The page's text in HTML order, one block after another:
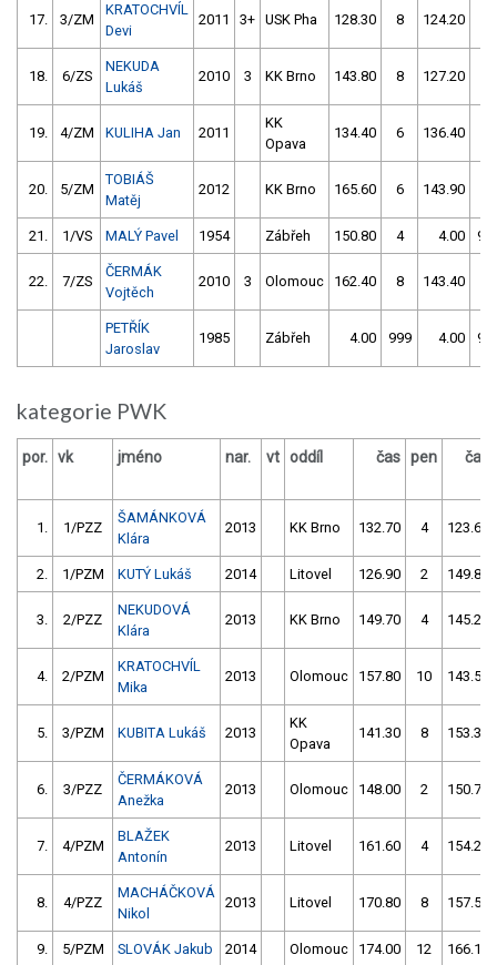
17. 3/ZM
KRATOCHVÍL
Devi
2011 3+ USK Pha 128.30 8 124.20
18. 6/ZS
NEKUDA
Lukáš
2010 3 KK Brno 143.80 8 127.20
19. 4/ZM KULIHA Jan 2011
KK
Opava
134.40 6 136.40
20. 5/ZM
TOBIÁŠ
Matěj
2012 KK Brno 165.60 6 143.90
21. 1/VS MALÝ Pavel 1954 Zábřeh 150.80 4 4.00
22. 7/ZS
ČERMÁK
Vojtěch
2010 3 Olomouc 162.40 8 143.40
PETŘÍK
Jaroslav
1985 Zábřeh 4.00 999 4.00
kategorie PWK
por. vk jméno nar. vt oddíl čas pen čas
1. 1/PZZ
ŠAMÁNKOVÁ
Klára
2013 KK Brno 132.70 4 123.60
2. 1/PZM KUTÝ Lukáš 2014 Litovel 126.90 2 149.80
3. 2/PZZ
NEKUDOVÁ
Klára
2013 KK Brno 149.70 4 145.20
4. 2/PZM
KRATOCHVÍL
Mika
2013 Olomouc 157.80 10 143.50
5. 3/PZM KUBITA Lukáš 2013
KK
Opava
141.30 8 153.30
6. 3/PZZ
ČERMÁKOVÁ
Anežka
2013 Olomouc 148.00 2 150.70
7. 4/PZM
BLAŽEK
Antonín
2013 Litovel 161.60 4 154.20
8. 4/PZZ
MACHÁČKOVÁ
Nikol
2013 Litovel 170.80 8 157.50
9. 5/PZM SLOVÁK Jakub 2014 Olomouc 174.00 12 166.10